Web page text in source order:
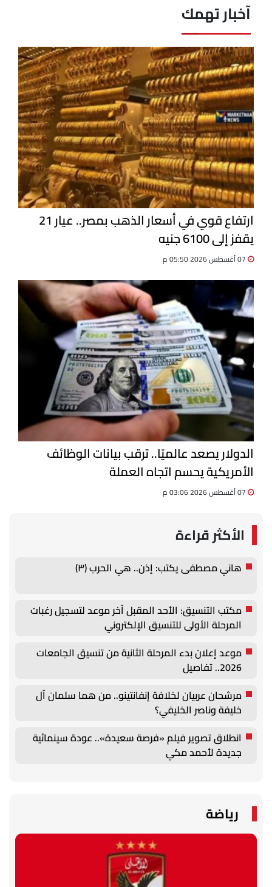
آخبار تهمك
ارتفاع قوي في أسعار الذهب بمصر.. عيار 21
يقفز إلى 6100 جنيه
الدولار يصعد عالميًا.. ترقب بيانات الوظائف
الأمريكية يحسم اتجاه العملة
الأكثر قراءة
هاني مصطفى يكتب: إذن.. هي الحرب (٣)
مكتب التنسيق: الأحد المقبل آخر موعد لتسجيل رغبات
المرحلة الأولى للتنسيق الإلكتروني
موعد إعلان بدء المرحلة الثانية من تنسيق الجامعات
2026.. تفاصيل
مرشحان عربيان لخلافة إنفانتينو.. من هما سلمان آل
خليفة وناصر الخليفي؟
انطلاق تصوير فيلم «فرصة سعيدة».. عودة سينمائية
جديدة لأحمد مكي
رياضة